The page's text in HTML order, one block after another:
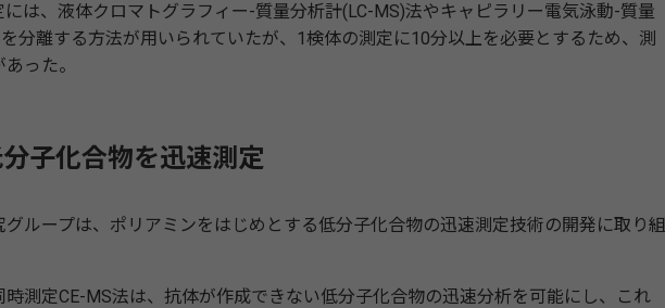
は、液体クロマトグラフィー-質量分析計(LC-MS)法やキャピラリー電気泳動-質量
分離する方法が用いられていたが、1検体の測定に10分以上を必要とするため、測
った。
子化合物を迅速測定
ループは、ポリアミンをはじめとする低分子化合物の迅速測定技術の開発に取り組
測定CE-MS法は、抗体が作成できない低分子化合物の迅速分析を可能にし、これ